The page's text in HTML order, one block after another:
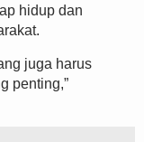
hidup dan
juga harus
penting,”